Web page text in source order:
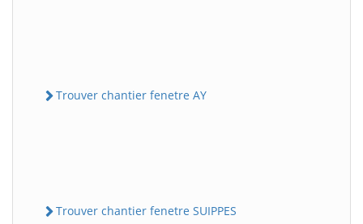
Trouver chantier fenetre AY
Trouver chantier fenetre SUIPPES